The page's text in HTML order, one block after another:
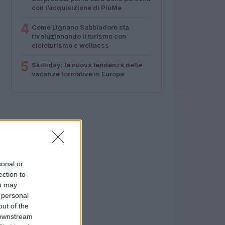
or
to
may
of the
con l’acquisizione di PiùMe
4 Come Lignano Sabbiadoro sta
rivoluzionando il turismo con
cicloturismo e wellness
5 Skilliday: la nuova tendenza delle
vacanze formative in Europa